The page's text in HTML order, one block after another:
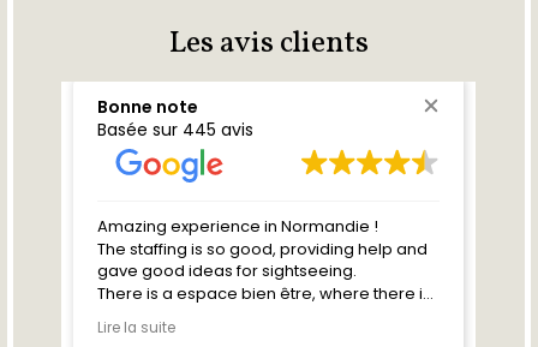
Les avis clients